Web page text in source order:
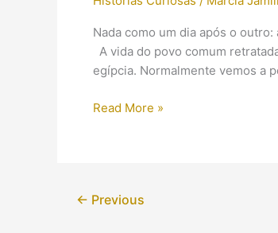
Nada como um dia após o
A vida do povo comum
egípcia. Normalmente vemos a
A
do
Read More »
← Previous